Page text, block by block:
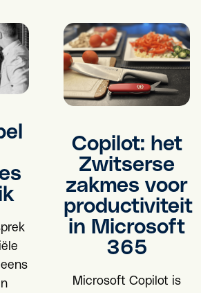
Copilot: het
Zwitserse
zakmes voor
productiviteit
in Microsoft
365
Microsoft Copilot is